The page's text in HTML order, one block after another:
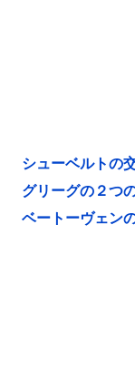
シューベルトの
グリーグの２つ
ベートーヴェン